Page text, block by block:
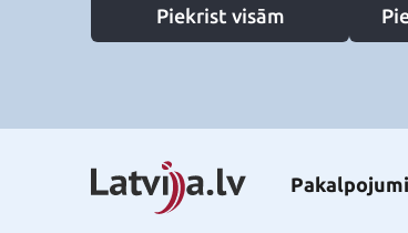
Piekrist visām
Pakalpojumi